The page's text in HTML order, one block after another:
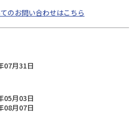
のお問い合わせはこちら
07月31日
05月03日
08月07日